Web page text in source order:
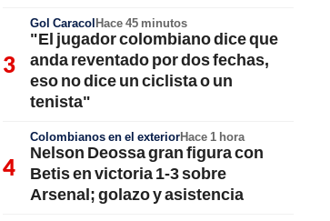
Gol CaracolHace 45 minutos
"El jugador colombiano dice que
anda reventado por dos fechas,
eso no dice un ciclista o un
tenista"
Colombianos en el exteriorHace 1 hora
Nelson Deossa gran figura con
Betis en victoria 1-3 sobre
Arsenal; golazo y asistencia